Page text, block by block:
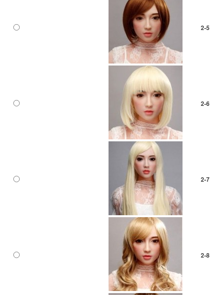
2-5
2-6
2-7
2-8